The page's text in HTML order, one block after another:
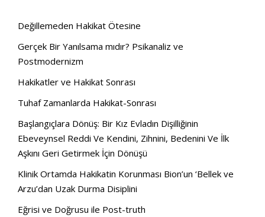
Değillemeden Hakikat Ötesine
Gerçek Bir Yanılsama mıdır? Psikanaliz ve
Postmodernizm
Hakikatler ve Hakikat Sonrası
Tuhaf Zamanlarda Hakikat-Sonrası
Başlangıçlara Dönüş: Bir Kız Evladın Dişilliğinin
Ebeveynsel Reddi Ve Kendini, Zihnini, Bedenini Ve İlk
Aşkını Geri Getirmek İçin Dönüşü
Klinik Ortamda Hakikatin Korunması Bion’un ‘Bellek ve
Arzu’dan Uzak Durma Disiplini
Eğrisi ve Doğrusu ile Post-truth